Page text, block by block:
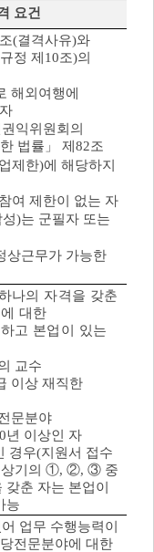
요건
조(결격사유)와
정 제10조)의
해외여행에
익위원회의
법률 」제82조
제한)에 해당하지
여 제한이 없는 자
)는 군필자 또는
상근무가 가능한
나의 자격을 갖춘
대한
고 본업이 있는
교수
이상 재직한
문분야
년 이상인 자
경우(지원서 접수
상기의 ①, ②, ③ 중
춘 자는 본업이
능
업무 수행능력이
전문분야에 대한